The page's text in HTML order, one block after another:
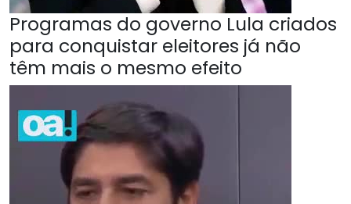
Programas do governo Lula criados
para conquistar eleitores já não
têm mais o mesmo efeito